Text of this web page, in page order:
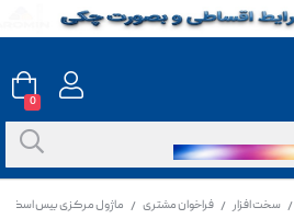
/ سخت افزار / فراخوان مشتری / ماژول مرکزی بیس اسکار
0